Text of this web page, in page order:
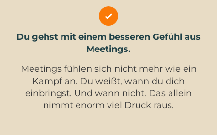
Du gehst mit einem besseren Gefühl aus
Meetings.
Meetings fühlen sich nicht mehr wie ein
Kampf an. Du weißt, wann du dich
einbringst. Und wann nicht. Das allein
nimmt enorm viel Druck raus.